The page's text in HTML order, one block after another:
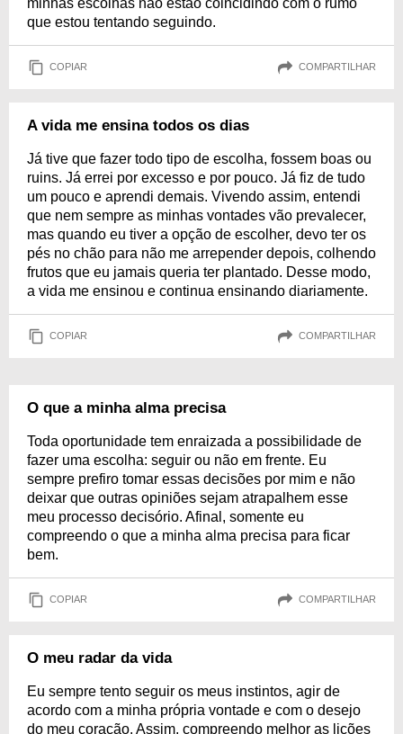
que estou tentando seguindo.
COPIAR COMPARTILHAR
A vida me ensina todos os dias
Já tive que fazer todo tipo de escolha, fossem boas ou
ruins. Já errei por excesso e por pouco. Já fiz de tudo
um pouco e aprendi demais. Vivendo assim, entendi
que nem sempre as minhas vontades vão prevalecer,
mas quando eu tiver a opção de escolher, devo ter os
pés no chão para não me arrepender depois, colhendo
frutos que eu jamais queria ter plantado. Desse modo,
a vida me ensinou e continua ensinando diariamente.
COPIAR COMPARTILHAR
O que a minha alma precisa
Toda oportunidade tem enraizada a possibilidade de
fazer uma escolha: seguir ou não em frente. Eu
sempre prefiro tomar essas decisões por mim e não
deixar que outras opiniões sejam atrapalhem esse
meu processo decisório. Afinal, somente eu
compreendo o que a minha alma precisa para ficar
bem.
COPIAR COMPARTILHAR
O meu radar da vida
Eu sempre tento seguir os meus instintos, agir de
acordo com a minha própria vontade e com o desejo
do meu coração. Assim, compreendo melhor as lições